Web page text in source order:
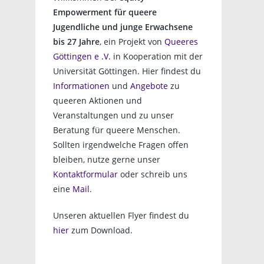
Empowerment für queere
Jugendliche und junge Erwachsene
bis 27 Jahre, ein Projekt von Queeres
Göttingen e .V. in Kooperation mit der
Universität Göttingen. Hier findest du
Informationen und Angebote zu
queeren Aktionen und
Veranstaltungen und zu unser
Beratung für queere Menschen.
Sollten irgendwelche Fragen offen
bleiben, nutze gerne unser
Kontaktformular oder schreib uns
eine Mail.
Unseren aktuellen Flyer findest du
hier zum Download.